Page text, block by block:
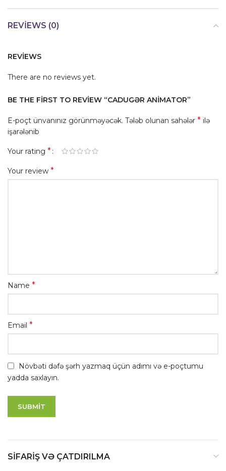
REVIEWS (0)
REVIEWS
There are no reviews yet.
BE THE FIRST TO REVIEW “СADUGƏR ANIMATOR”
E-poçt ünvanınız görünməyəcək. Tələb olunan sahələr * ilə
işarələnib
Your rating *
Your review *
Name *
Email *
Növbəti dəfə şərh yazmaq üçün adımı və e-poçtumu
yadda saxlayın.
SIFARIŞ VƏ ÇATDIRILMA